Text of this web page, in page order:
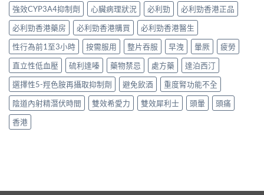
強效CYP3A4抑制劑
心臟病理狀況 必利勁
必利勁香港正品
必利勁香港藥房
必利勁香港購買
必利勁香港醫生
性行為前1至3小時
按需服用 整片吞服 早洩 暈厥
疲勞
直立性低血壓
硫利達嗪 藥物禁忌 處方藥
達泊西汀
選擇性5-羥色胺再攝取抑制劑
避免飲酒
重度腎功能不全
陰道內射精潛伏時間
雙效希愛力 雙效犀利士 頭暈
頭痛
香港